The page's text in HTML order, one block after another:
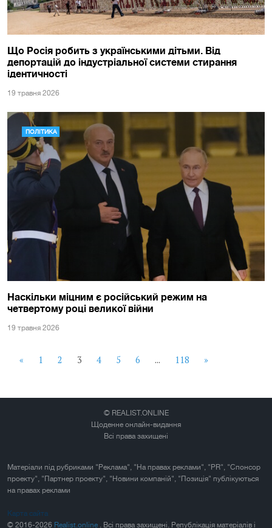
Що Росія робить з українськими дітьми. Від
депортацій до індустріальної системи стирання
ідентичності
19 травня 2026
ПОЛІТИКА
Наскільки міцним є російський режим на
четвертому році великої війни
19 травня 2026
« 1 2 3 4 5 6 ... 118 »
© REALIST.ONLINE
Щоденне онлайн-видання
Всі права захищені
Матеріали під рубриками "Реклама", "На правах реклами", "PR", "Спонсор
проекту", "Партнер проекту", "Новини компаній", "Позиція" публікуються
на правах реклами
Карта сайта
© 2016-2026 Realist.online . Всі права захищені. Републікація матеріалів і